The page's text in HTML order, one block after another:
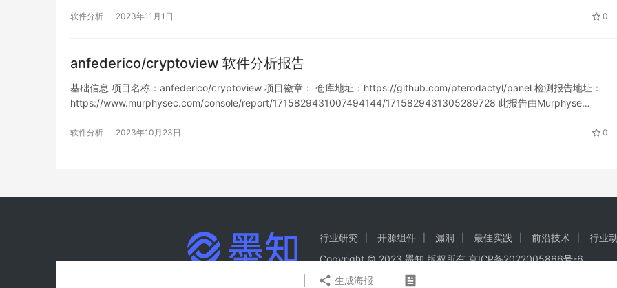
生成海报
软件分析 2023年11月1日 0
anfederico/cryptoview 软件分析报告
基础信息 项目名称：anfederico/cryptoview 项目徽章： 仓库地址：https://github.com/pterodactyl/panel 检测报告地址：
https://www.murphysec.com/console/report/1715829431007494144/1715829431305289728 此报告由Murphyse…
软件分析 2023年10月23日 0
行业研究 开源组件 漏洞 最佳实践 前沿技术 行业
Copyright © 2023 墨知 版权所有京ICP备2022005866号-6